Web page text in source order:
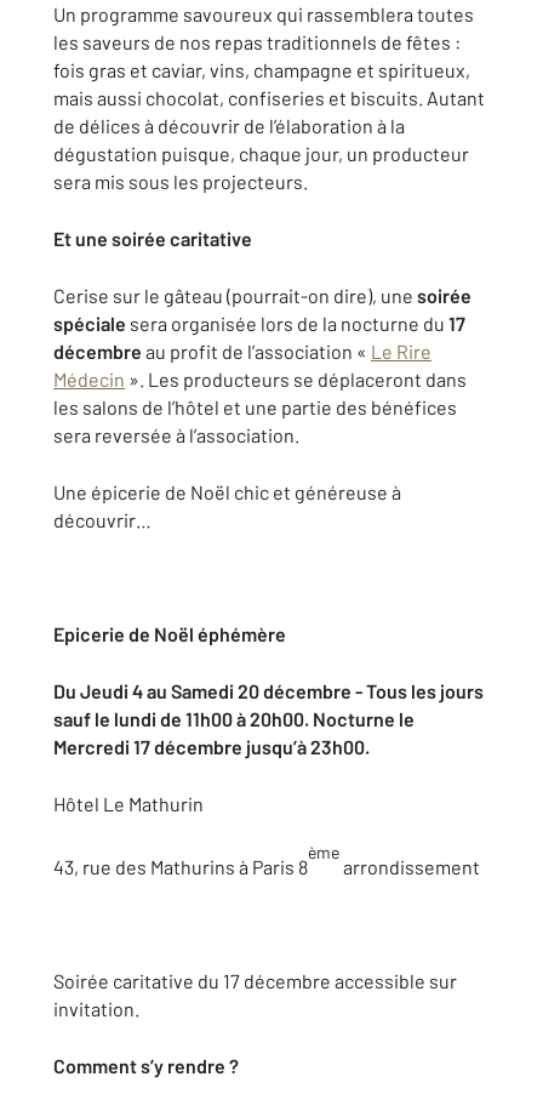
Un programme savoureux qui rassemblera toutes
les saveurs de nos repas traditionnels de fêtes :
fois gras et caviar, vins, champagne et spiritueux,
mais aussi chocolat, confiseries et biscuits. Autant
de délices à découvrir de l’élaboration à la
dégustation puisque, chaque jour, un producteur
sera mis sous les projecteurs.
Et une soirée caritative
Cerise sur le gâteau (pourrait-on dire), une soirée
spéciale sera organisée lors de la nocturne du 17
décembre au profit de l’association « Le Rire
Médecin ». Les producteurs se déplaceront dans
les salons de l’hôtel et une partie des bénéfices
sera reversée à l’association.
Une épicerie de Noël chic et généreuse à
découvrir…
Epicerie de Noël éphémère
Du Jeudi 4 au Samedi 20 décembre - Tous les jours
sauf le lundi de 11h00 à 20h00. Nocturne le
Mercredi 17 décembre jusqu’à 23h00.
Hôtel Le Mathurin
43, rue des Mathurins à Paris 8
ème
arrondissement
Soirée caritative du 17 décembre accessible sur
invitation.
Comment s’y rendre ?